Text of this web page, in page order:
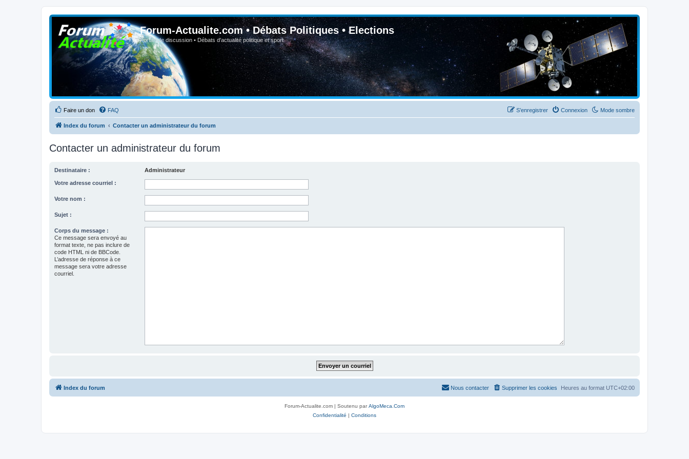
Forum-Actualite.com • Débats Politiques • Elections
Forum de discussion • Débats d'actualité politique et sport
Faire un don Mode sombre
FAQ Connexion
S’enregistrer
Index du forum Contacter un administrateur du forum
Contacter un administrateur du forum
Destinataire : Administrateur
Votre adresse courriel :
Votre nom :
Sujet :
Corps du message :
Ce message sera envoyé au
format texte, ne pas inclure de
code HTML ni de BBCode.
L’adresse de réponse à ce
message sera votre adresse
courriel.
Index du forum Heures au format UTC+02:00
Supprimer les cookies
Nous contacter
Forum-Actualite.com | Soutenu parAlgoMeca.Com
Confidentialité | Conditions